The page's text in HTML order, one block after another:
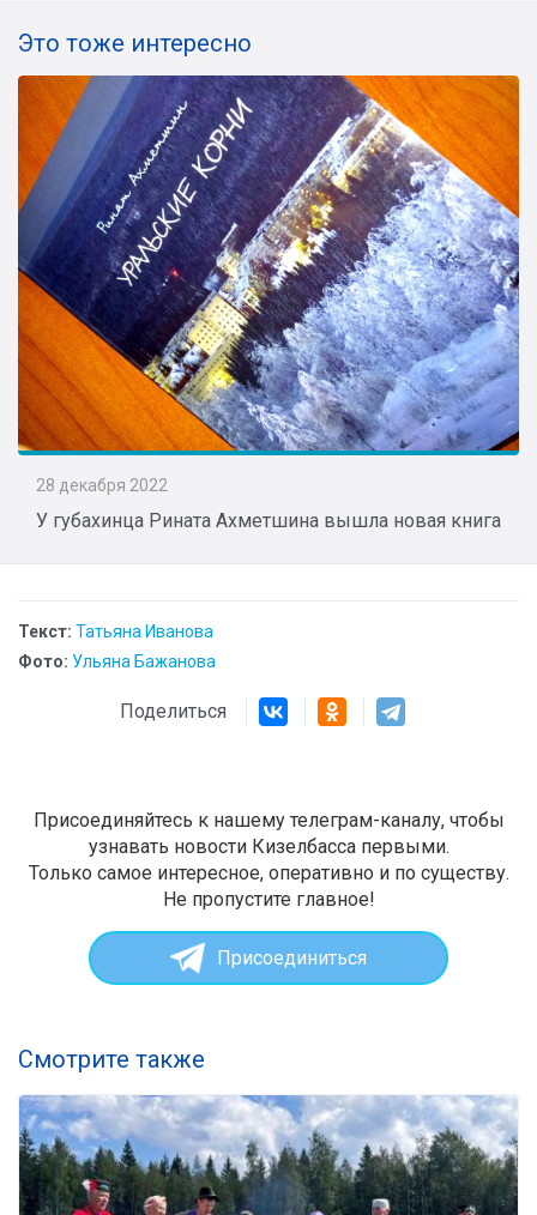
Это тоже интересно
28 декабря 2022
У губахинца Рината Ахметшина вышла новая книга
Текст: Татьяна Иванова
Фото: Ульяна Бажанова
Поделиться
Присоединяйтесь к нашему телеграм-каналу, чтобы
узнавать новости Кизелбасса первыми.
Только самое интересное, оперативно и по существу.
Не пропустите главное!
Присоединиться
Смотрите также